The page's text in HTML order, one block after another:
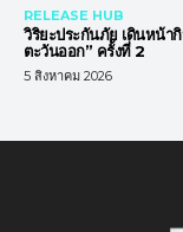
RELEASE HUB
วิริยะประกันภัย เดินหน้า
ตะวันออก” ครั้งที่ 2
5 สิงหาคม 2026